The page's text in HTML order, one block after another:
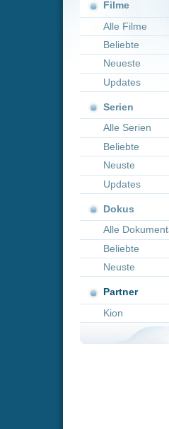
Serien
Alle Serien
Beliebte
Neuste
Dokus
Alle Dokumentationen
Beliebte
Neuste
Partner
Kion